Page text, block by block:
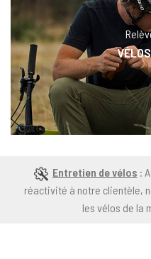
Entretien de vélos :
réactivité à notre clientèle,
les vélos de la